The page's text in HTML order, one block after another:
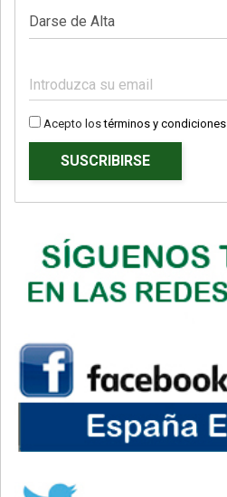
Acepto lostérminos y condiciones